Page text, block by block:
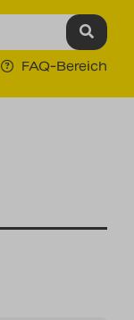
FAQ-Bereich